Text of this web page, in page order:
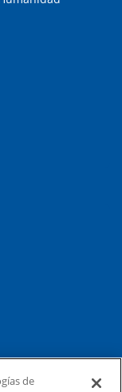
de